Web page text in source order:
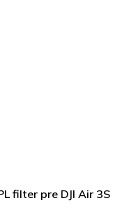
filter pre DJI Air 3S